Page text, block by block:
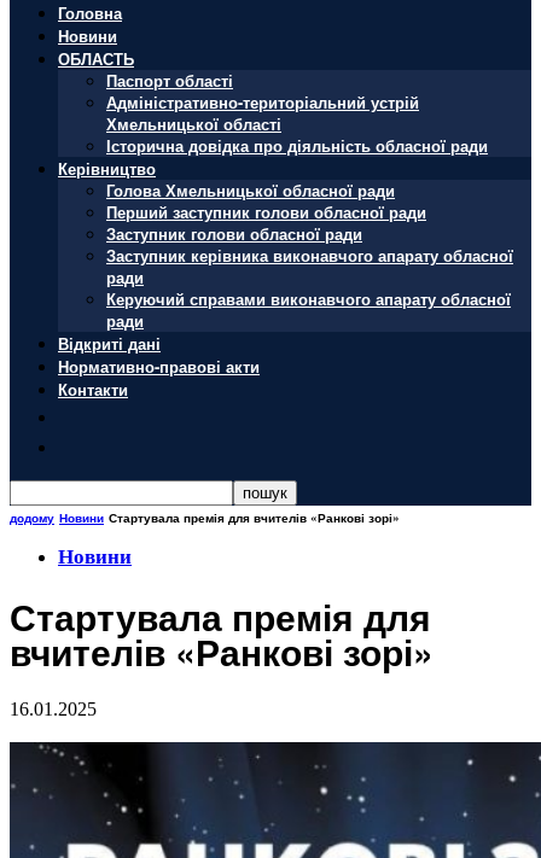
Головна
Новини
ОБЛАСТЬ
Паспорт області
Адміністративно-територіальний устрій
Хмельницької області
Історична довідка про діяльність обласної ради
Керівництво
Голова Хмельницької обласної ради
Перший заступник голови обласної ради
Заступник голови обласної ради
Заступник керівника виконавчого апарату обласної
ради
Керуючий справами виконавчого апарату обласної
ради
Відкриті дані
Нормативно-правові акти
Контакти
додому Новини Стартувала премія для вчителів «Ранкові зорі»
Новини
Стартувала премія для
вчителів «Ранкові зорі»
16.01.2025